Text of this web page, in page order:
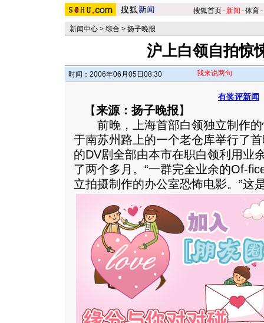
搜狐首页-新闻 -体育-
新闻中心 > 综合 > 扬子晚报
沪上白领自拍惊
时间：2006年06月05日08:30 我来说两句
有奖评新闻
【来源：扬子晚报】
前晚，上海首部白领独立制作的
于南苏州路上的一个老仓库举行了
的DV剧全部由本市在职白领利用业
了两个多月。“一群完全业余的Of-
立拍摄制作的办公室恐怖电影。 ”这